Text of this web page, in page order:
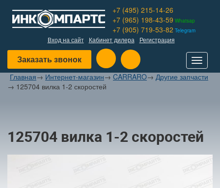
+7 (495) 215-14-26
+7 (965) 198-43-59 Whatsap
+7 (905) 719-53-82 Telegram
Вход на сайт Кабинет дилера Регистрация
Заказать звонок
Toggle
Главная→ Интернет-магазин→ CARRARO→ Другие запчасти
→ 125704 вилка 1-2 скоростей
125704 вилка 1-2 скоростей